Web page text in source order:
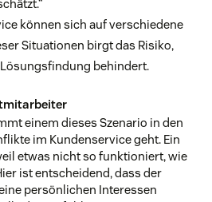
können sich auf verschiedene
Situationen birgt das Risiko,
behindert.
einem dieses Szenario in den
im Kundenservice geht. Ein
etwas nicht so funktioniert, wie
ist entscheidend, dass der
persönlichen Interessen